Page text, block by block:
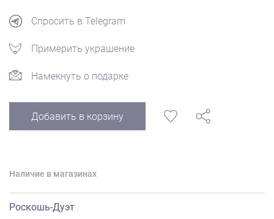
Спросить в Telegram
Примерить украшение
Намекнуть о подарке
Добавить в корзину
Наличие в магазинах
Роскошь-Дуэт